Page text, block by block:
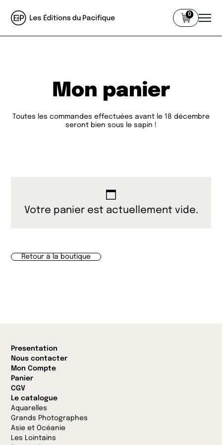
0
Mon panier
Toutes les commandes effectuées avant le 18 décembre
seront bien sous le sapin !
Votre panier est actuellement vide.
Retour à la boutique
Presentation
Nous contacter
Mon Compte
Panier
CGV
Le catalogue
Aquarelles
Grands Photographes
Asie et Océanie
Les Lointains